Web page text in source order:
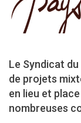
Le Syndicat
de projets
en lieu et
nombreuses